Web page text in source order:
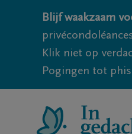
Blijf waakzaam
Klik niet op
Pogingen tot